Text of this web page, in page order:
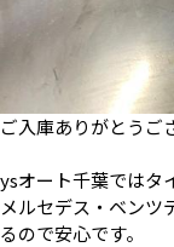
ご入庫ありがとうご
ysオート千葉ではタ
メルセデス・ベンツ
るので安心です。